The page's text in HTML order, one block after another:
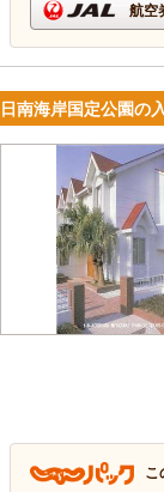
航空
日南海岸国定公園の
こ